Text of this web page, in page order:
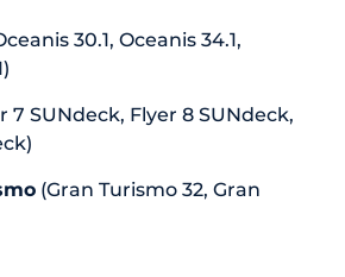
30.1, Oceanis 34.1,
7 SUNdeck, Flyer 8 SUNdeck,
(Gran Turismo 32, Gran